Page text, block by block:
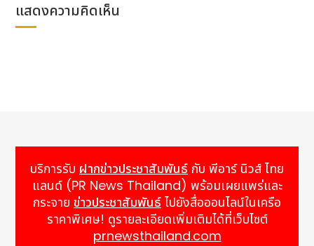
ความมุ่งมั่นดังกล่าวสนับสนุนโดยการยอมรับที่เป็นอิสระ
Unilumin ได้รับการยอมรับระดับประเทศว่าเป็น
Leaf Mark(เครื่องหมายใบไม้สีเขียวจาก Intertek)
สำหรับรอยเท้าคาร์บอนของผลิตภัณฑ์อีกด้วย
ความเข้มงวดทางวิศวกรรมเป็นรากฐานสำคัญของ
ผลิตภัณฑ์ในกลุ่มนี้ จอแสดงผลกลางแจ้งของ Unilumin
มอบการเข้าถึงการบำรุงรักษาแบบโมดูลาร์ทั้งด้านหน้าและ
ด้านหลัง การป้องกันฝุ่นและน้ำระดับ IP69K และการ
แสดงความคิดเห็น
บริการรับ ฝากข่าวประชาสัมพันธ์ กับ พีอาร์ นิวส์ ไทย
แลนด์ (PR News Thailand) พร้อมเผยแพร่และ
กระจาย ข่าวประชาสัมพันธ์ ไปยังสื่อออนไลน์ในเครือ
ราคาพิเศษ! ดูรายละเอียดเพิ่มเติมได้ที่เว็บไซต์
prnewsthailand.com